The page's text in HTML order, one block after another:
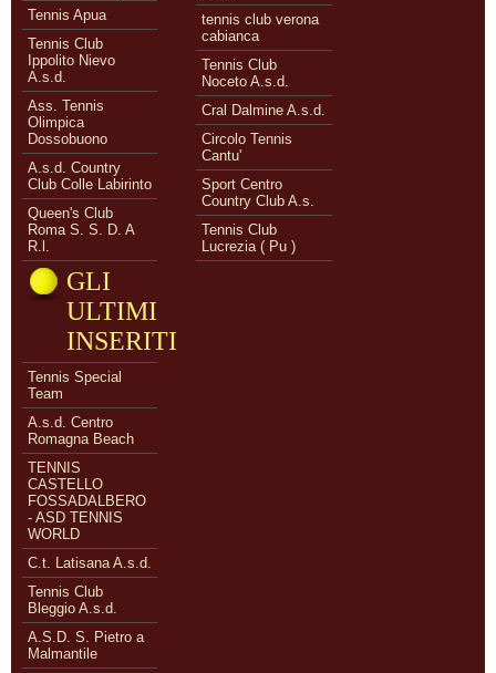
Tennis Apua
Tennis Club
Ippolito Nievo
A.s.d.
Ass. Tennis
Olimpica
Dossobuono
A.s.d. Country
Club Colle Labirinto
Queen's Club
Roma S. S. D. A
R.l.
tennis club verona
cabianca
Tennis Club
Noceto A.s.d.
Cral Dalmine A.s.d.
Circolo Tennis
Cantu'
Sport Centro
Country Club A.s.
Tennis Club
Lucrezia ( Pu )
GLI
ULTIMI
INSERITI
Tennis Special
Team
A.s.d. Centro
Romagna Beach
TENNIS
CASTELLO
FOSSADALBERO
- ASD TENNIS
WORLD
C.t. Latisana A.s.d.
Tennis Club
Bleggio A.s.d.
A.S.D. S. Pietro a
Malmantile